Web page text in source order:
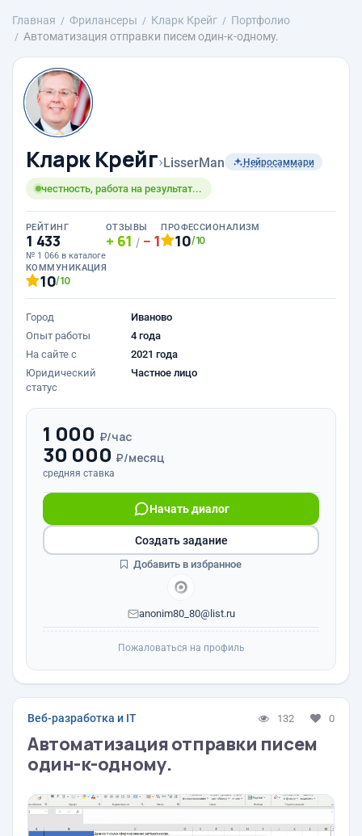
Главная Фрилансеры Кларк Крейг
Портфолио
Автоматизация отправки писем один-к-одному.
Кларк Крейг›LisserMan Нейросаммари
честность, работа на результат...
РЕЙТИНГ
1 433
№ 1 066 в каталоге
ОТЗЫВЫ
61 / 1
ПРОФЕССИОНАЛИЗМ
10/10
КОММУНИКАЦИЯ
10/10
Город
Иваново
Опыт работы
4 года
На сайте с
2021 года
Юридический
статус
Частное лицо
1 000 ₽/час
30 000 ₽/месяц
средняя ставка
Начать диалог
anonim80_80@list.ru
Создать задание
Добавить в избранное
Пожаловаться на профиль
Веб-разработка и IT 132 0
Автоматизация отправки писем
один-к-одному.